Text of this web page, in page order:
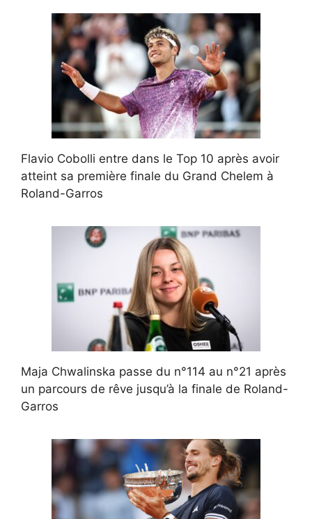
Flavio Cobolli entre dans le Top 10 après avoir
atteint sa première finale du Grand Chelem à
Roland-Garros
Maja Chwalinska passe du n°114 au n°21 après
un parcours de rêve jusqu’à la finale de Roland-
Garros